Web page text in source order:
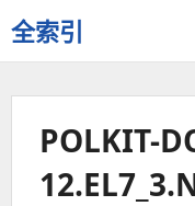
全索引
一
些
POLKIT-